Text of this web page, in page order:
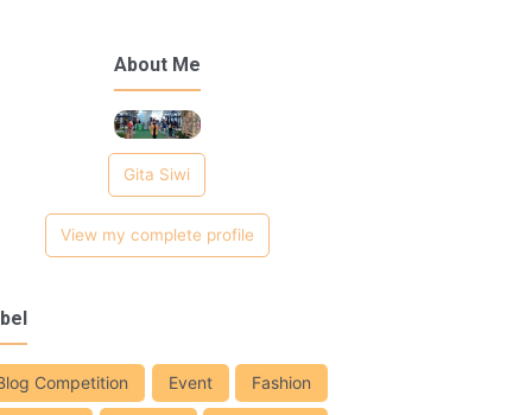
About Me
Gita Siwi
View my complete profile
Competition Event Fashion